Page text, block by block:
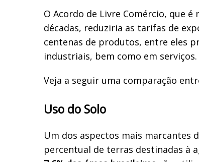
O Acordo de Livre Comércio, que é
décadas, reduziria as tarifas de
centenas de produtos, entre eles
industriais, bem como em serviços.
Veja a seguir uma comparação
Uso do Solo
Um dos aspectos mais marcantes
percentual de terras destinadas à